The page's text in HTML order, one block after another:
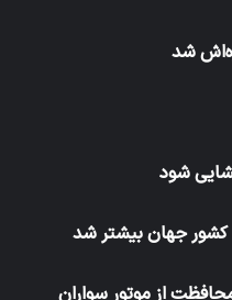
شد
شود